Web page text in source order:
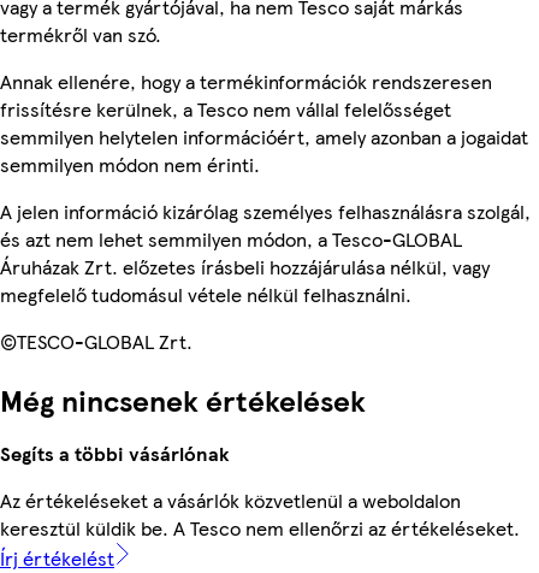
vagy a termék gyártójával, ha nem Tesco saját márkás
termékről van szó.
Annak ellenére, hogy a termékinformációk rendszeresen
frissítésre kerülnek, a Tesco nem vállal felelősséget
semmilyen helytelen információért, amely azonban a jogaidat
semmilyen módon nem érinti.
A jelen információ kizárólag személyes felhasználásra szolgál,
és azt nem lehet semmilyen módon, a Tesco-GLOBAL
Áruházak Zrt. előzetes írásbeli hozzájárulása nélkül, vagy
megfelelő tudomásul vétele nélkül felhasználni.
©TESCO-GLOBAL Zrt.
Még nincsenek értékelések
Segíts a többi vásárlónak
Az értékeléseket a vásárlók közvetlenül a weboldalon
keresztül küldik be. A Tesco nem ellenőrzi az értékeléseket.
Írj értékelést